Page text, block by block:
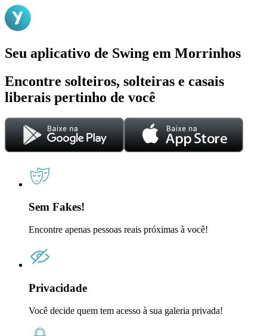
Seu aplicativo de Swing em Morrinhos
Encontre solteiros, solteiras e casais
liberais pertinho de você
Sem Fakes!
Encontre apenas pessoas reais próximas à você!
Privacidade
Você decide quem tem acesso à sua galeria privada!